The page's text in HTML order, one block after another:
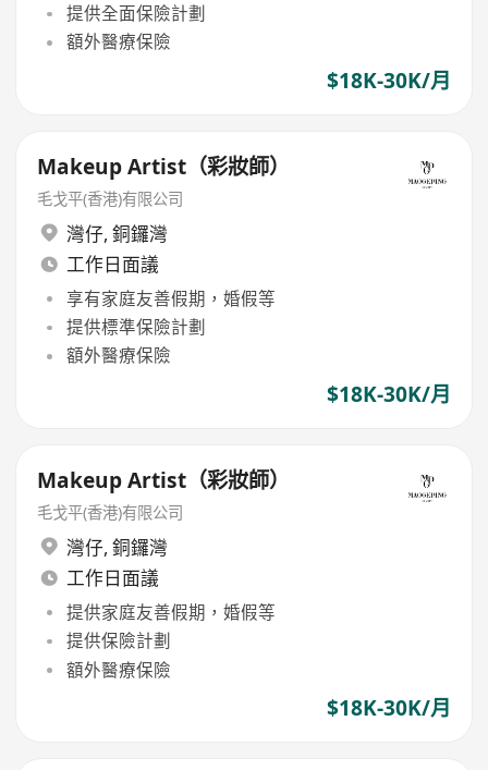
提供全面保險計劃
額外醫療保險
$18K-30K/月
Makeup Artist（彩妝師）
毛戈平(香港)有限公司
灣仔, 銅鑼灣
工作日面議
享有家庭友善假期，婚假等
提供標準保險計劃
額外醫療保險
$18K-30K/月
Makeup Artist（彩妝師）
毛戈平(香港)有限公司
灣仔, 銅鑼灣
工作日面議
提供家庭友善假期，婚假等
提供保險計劃
額外醫療保險
$18K-30K/月